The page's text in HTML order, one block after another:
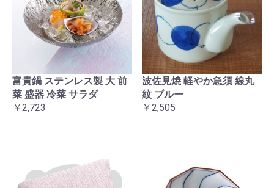
富貴鍋 ステンレス製 大 前
菜 盛器 冷菜 サラダ
￥2,723
波佐見焼 軽やか急須 線丸
紋 ブルー
￥2,505